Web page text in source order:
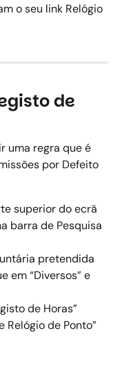
o seu link Relógio
de
uma regra que é
por Defeito
superior do ecrã
barra de Pesquisa
pretendida
em “Diversos” e
de Horas”
Relógio de Ponto”